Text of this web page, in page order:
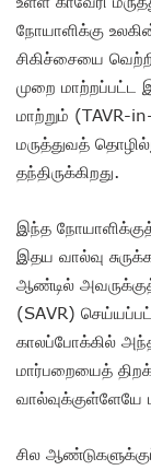
நோயாளிக்கு
சிகிச்சையை
முறை மாற்றப்பட்ட
மாற்றும் (TAVR-
மருத்துவத்
தந்திருக்கிறது.
இந்த
இதய வால்வு
ஆண்டில்
(SAVR)
காலப்போக்கில்
மார்பறையைத்
வால்வுக்குள்ளேயே
சில